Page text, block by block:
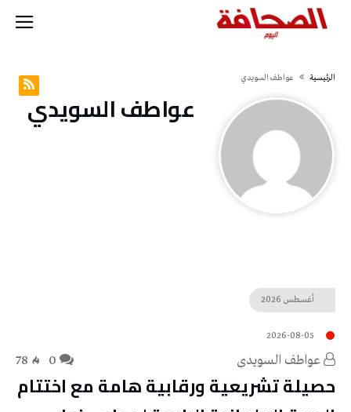
‫الرئيسية‬ عواطف‭ ‬السويدي
عواطف‭ ‬السويدي
أغسطس 2026
2026-08-05
عواطف‭ ‬السويدي 78